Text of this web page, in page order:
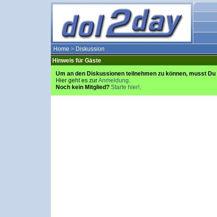
Home > Diskussion
Hinweis für Gäste
Um an den Diskussionen teilnehmen zu können, musst
Hier geht es zurAnmeldung.
Noch kein Mitglied? Starte hier!.